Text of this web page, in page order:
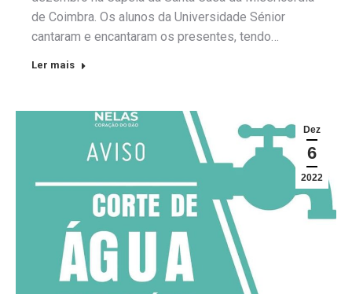
de Coimbra. Os alunos da Universidade Sénior
cantaram e encantaram os presentes, tendo…
Ler mais
Dez
6
2022